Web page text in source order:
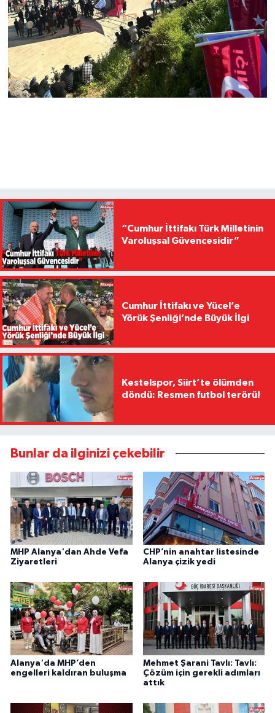
“Cumhur İttifakı Türk Milletinin
Varoluşsal Güvencesidir”
Cumhur İttifakı ve Yücel’e
Yörük Şenliği’nde Büyük İlgi
Kestelspor, Siirt’te ölümden
döndü: Resmen futbol terörü!
Bunlar da ilginizi çekebilir
MHP Alanya'dan Ahde Vefa
Ziyaretleri
CHP’nin anahtar listesinde
Alanya çizik yedi
Alanya'da MHP’den
engelleri kaldıran buluşma
Mehmet Şarani Tavlı: Tavlı:
Çözüm için gerekli adımları
attık